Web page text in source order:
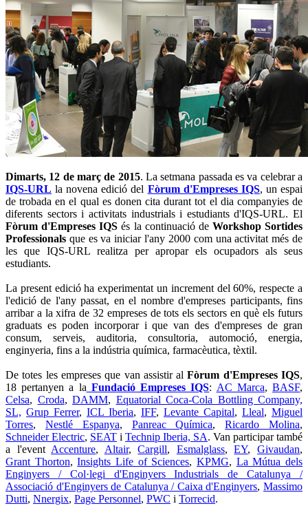
Dimarts, 12 de març de 2015. La setmana passada es va celebrar a
IQS-URL la novena edició del Fòrum d'Empreses IQS, un espai
de trobada en el qual es donen cita durant tot el dia companyies de
diferents sectors i activitats industrials i estudiants d'IQS-URL. El
Fòrum d'Empreses IQS és la continuació de Workshop Sortides
Professionals que es va iniciar l'any 2000 com una activitat més de
les que IQS-URL realitza per apropar els ocupadors als seus
estudiants.
La present edició ha experimentat un increment del 60%, respecte a
l'edició de l'any passat, en el nombre d'empreses participants, fins
arribar a la xifra de 32 empreses de tots els sectors en què els futurs
graduats es poden incorporar i que van des d'empreses de gran
consum, serveis, auditoria, consultoria, automoció, energia,
enginyeria, fins a la indústria química, farmacèutica, tèxtil.
De totes les empreses que van assistir alFòrum d'Empreses IQS,
18 pertanyen a la Fundació Empreses IQS: AC Marca,BASF,
Celsa, Croda, DAMM, Equatorial Coca-Cola Bottling Company,
SL, Grup Ferrer, ICL Iberia, IFF, Levante Capital, Lleal, Miguel
Torres, Nestlé Espanya, Panreac Química,Ricardo Molina,
Schneider Electric, SEAT i Technip Iberia, SA. Van participar també
a l'event Accenture, Altair,Cargill, Esmalglass,EY,Givaudan,
Grant Thorton,Insights Life of Sciences,KPMG, La Mútua dels
Enginyers / Col·legi d'Enginyers Industrials de Catalunya /
Associació d'Enginyers de Catalunya / Caixa d'Enginyers,Massimo
Dutti, Nnergix, Page Personnel, PWC i Torrecid.